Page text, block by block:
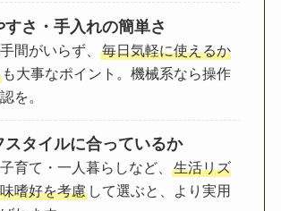
すさ・手入れの簡単さ
間がいらず、毎日気軽に使えるか
も大事なポイント。機械系なら操作
を。
スタイルに合っているか
育て・一人暮らしなど、生活リズ
嗜好を考慮 して選ぶと、より実用